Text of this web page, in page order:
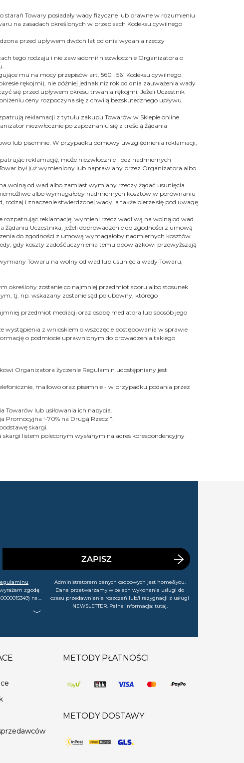
starań Towary posiadały wady fizyczne lub prawne w rozumieniu
na zasadach określonych w przepisach Kodeksu cywilnego
przed upływem dwóch lat od dnia wydania rzeczy
tego rodzaju i nie zawiadomił niezwłocznie Organizatora o
mu na mocy przepisów art. 560 i 561 Kodeksu cywilnego.
rękojmi), nie później jednak niż rok od dnia zauważenia wady
się przed upływem okresu trwania rękojmi. Jeżeli Uczestnik
ceny rozpoczyna się z chwilą bezskutecznego upływu
reklamacji z tytułu zakupu Towarów w Sklepie online.
niezwłocznie po zapoznaniu się z treścią żądania
lub pisemnie. W przypadku odmowy uwzględnienia reklamacji,
reklamację, może niezwłocznie i bez nadmiernych
był już wymieniony lub naprawiany przez Organizatora albo
wolną od wad albo zamiast wymiany rzeczy żądać usunięcia
albo wymagałoby nadmiernych kosztów w porównaniu
i znaczenie stwierdzonej wady, a także bierze się pod uwagę
rozpatrując reklamację, wymieni rzecz wadliwą na wolną od wad
Uczestnika, jeżeli doprowadzenie do zgodności z umową
do zgodności z umową wymagałoby nadmiernych kosztów.
gdy koszty zadośćuczynienia temu obowiązkowi przewyższają
Towaru na wolny od wad lub usunięcia wady Towaru,
określony zostanie co najmniej przedmiot sporu albo stosunek
tj. np. wskazany zostanie sąd polubowny, którego
przedmiot mediacji oraz osobę mediatora lub sposób jego
z wnioskiem o wszczęcie postępowania w sprawie
o podmiocie uprawnionym do prowadzenia takiego
Organizatora życzenie Regulamin udostępniany jest
mailowo oraz pisemnie - w przypadku podania przez
Towarów lub usiłowania ich nabycia.
‘-70% na Drugą Rzecz’”.
skargi.
listem poleconym wysłanym na adres korespondencyjny
zgodę
na
w każdej chwili
ZAPISZ
Administratorem danych osobowych jest home&you.
Dane przetwarzamy w celach wykonania usługi do
czasu przedawnienia roszczeń lub/i rezygnacji z usługi
NEWSLETTER. Pełna informacja: tutaj.
METODY PŁATNOŚCI
METODY DOSTAWY